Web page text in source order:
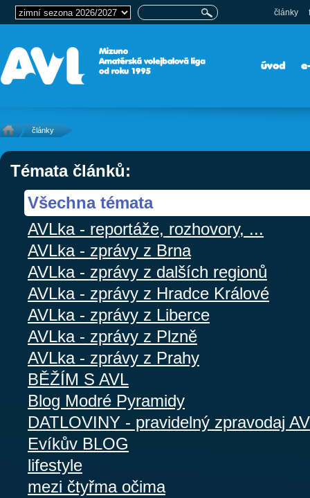
články
úvod
články
Témata článků:
Všechna témata
AVLka - reportáže, rozhovory, ...
AVLka - zprávy z Brna
AVLka - zprávy z dalších regionů
AVLka - zprávy z Hradce Králové
AVLka - zprávy z Liberce
AVLka - zprávy z Plzně
AVLka - zprávy z Prahy
BĚŽÍM S AVL
Blog Modré Pyramidy
DATLOVINY - pravidelný zpravodaj
Evíkův BLOG
lifestyle
mezi čtyřma očima